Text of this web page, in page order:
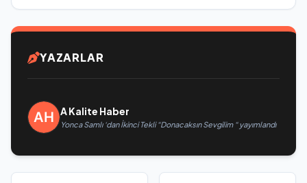
YAZARLAR
A Kalite Haber
Yonca Samlı ‘dan İkinci Tekli “Donacaksın Sevgilim “ yayımlandı